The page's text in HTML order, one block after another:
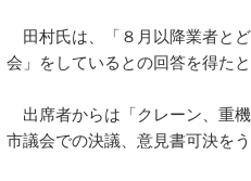
田村氏は、「８月以降業者と
会」をしているとの回答を得たと
出席者からは「クレーン、重
市議会での決議、意見書可決を